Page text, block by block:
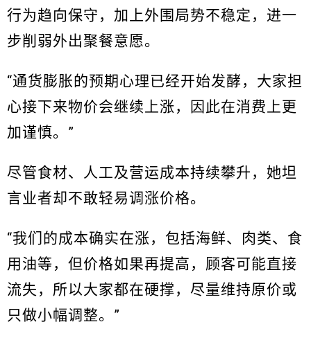
行为趋向保守，加上外围局势不稳定，进一
步削弱外出聚餐意愿。
“通货膨胀的预期心理已经开始发酵，大家担
心接下来物价会继续上涨，因此在消费上更
加谨慎。”
尽管食材、人工及营运成本持续攀升，她坦
言业者却不敢轻易调涨价格。
“我们的成本确实在涨，包括海鲜、肉类、食
用油等，但价格如果再提高，顾客可能直接
流失，所以大家都在硬撑，尽量维持原价或
只做小幅调整。”